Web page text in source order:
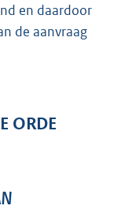
en daardoor
de aanvraag
ORDE